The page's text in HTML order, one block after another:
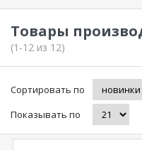
Товары
(1-12 из 12)
Сортировать по
Показывать по